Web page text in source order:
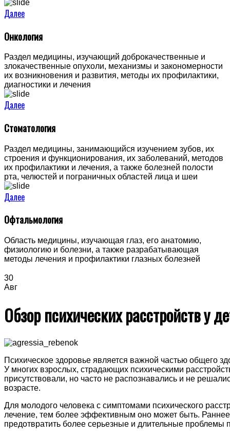
Далее
Онкология
Раздел медицины, изучающий доброкачественные и
злокачественные опухоли, механизмы и закономерности
их возникновения и развития, методы их профилактики,
диагностики и лечения
Далее
Стоматология
Раздел медицины, занимающийся изучением зубов, их
строения и функционирования, их заболеваний, методов
их профилактики и лечения, а также болезней полости
рта, челюстей и пограничных областей лица и шеи
Далее
Офтальмология
Область медицины, изучающая глаз, его анатомию,
физиологию и болезни, а также разрабатывающая
методы лечения и профилактики глазных болезней
30
Авг
Обзор психических расстройств у
Психическое здоровье является важной частью общего
У многих взрослых, страдающих психическими
присутствовали, но часто не распознавались и не
возрасте.
Для молодого человека с симптомами психического
лечение, тем более эффективным оно может быть.
предотвратить более серьезные и длительные проблемы